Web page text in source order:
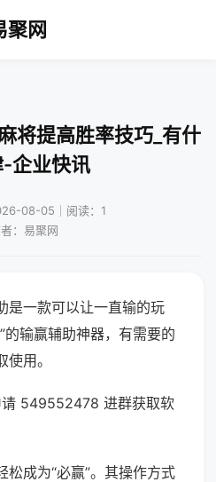
聚网
将提高胜率技巧_有什
企业快讯
08-05｜阅读：1
：易聚网
是一款可以让一直输的玩
的输赢辅助神器，有需要的
用。
549552478 进群获取软
成为“必赢”。其操作方式